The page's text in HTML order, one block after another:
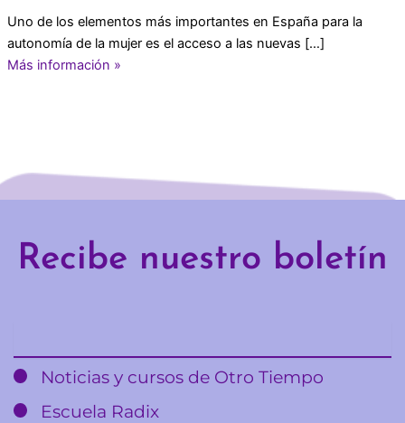
Uno de los elementos más importantes en España para la
autonomía de la mujer es el acceso a las nuevas […]
Más información »
Recibe nuestro boletín
Noticias y cursos de Otro Tiempo
Escuela Radix